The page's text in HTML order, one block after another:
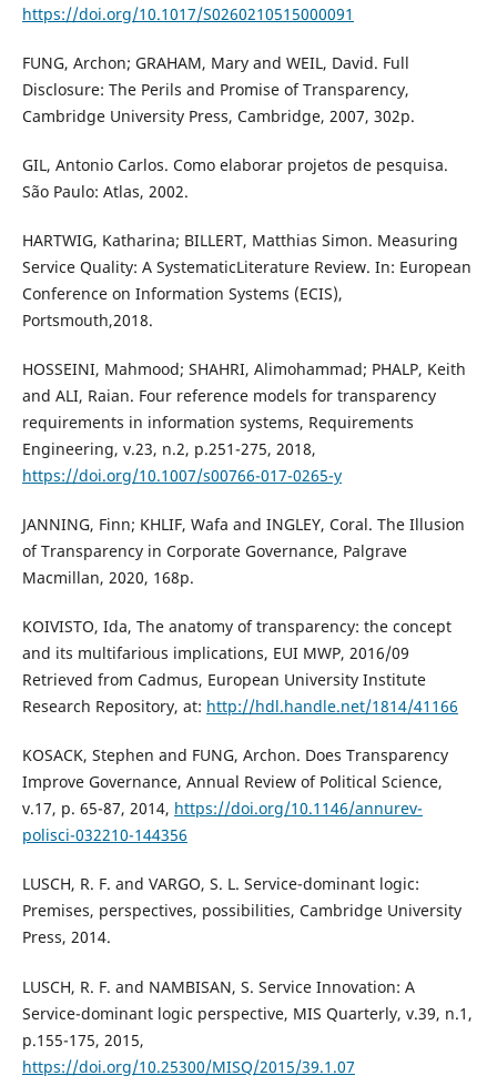
https://doi.org/10.1017/S0260210515000091
FUNG, Archon; GRAHAM, Mary and WEIL, David. Full
Disclosure: The Perils and Promise of Transparency,
Cambridge University Press, Cambridge, 2007, 302p.
GIL, Antonio Carlos. Como elaborar projetos de pesquisa.
São Paulo: Atlas, 2002.
HARTWIG, Katharina; BILLERT, Matthias Simon. Measuring
Service Quality: A SystematicLiterature Review. In: European
Conference on Information Systems (ECIS),
Portsmouth,2018.
HOSSEINI, Mahmood; SHAHRI, Alimohammad; PHALP, Keith
and ALI, Raian. Four reference models for transparency
requirements in information systems, Requirements
Engineering, v.23, n.2, p.251-275, 2018,
https://doi.org/10.1007/s00766-017-0265-y
JANNING, Finn; KHLIF, Wafa and INGLEY, Coral. The Illusion
of Transparency in Corporate Governance, Palgrave
Macmillan, 2020, 168p.
KOIVISTO, Ida, The anatomy of transparency: the concept
and its multifarious implications, EUI MWP, 2016/09
Retrieved from Cadmus, European University Institute
Research Repository, at: http://hdl.handle.net/1814/41166
KOSACK, Stephen and FUNG, Archon. Does Transparency
Improve Governance, Annual Review of Political Science,
v.17, p. 65-87, 2014, https://doi.org/10.1146/annurev-
polisci-032210-144356
LUSCH, R. F. and VARGO, S. L. Service-dominant logic:
Premises, perspectives, possibilities, Cambridge University
Press, 2014.
LUSCH, R. F. and NAMBISAN, S. Service Innovation: A
Service-dominant logic perspective, MIS Quarterly, v.39, n.1,
p.155-175, 2015,
https://doi.org/10.25300/MISQ/2015/39.1.07